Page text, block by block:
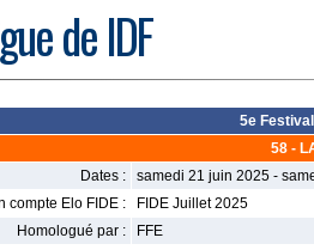
de IDF
5e
58 -
Dates :
samedi 21 juin 2025 -
compte Elo FIDE :
FIDE Juillet 2025
Homologué par :
FFE